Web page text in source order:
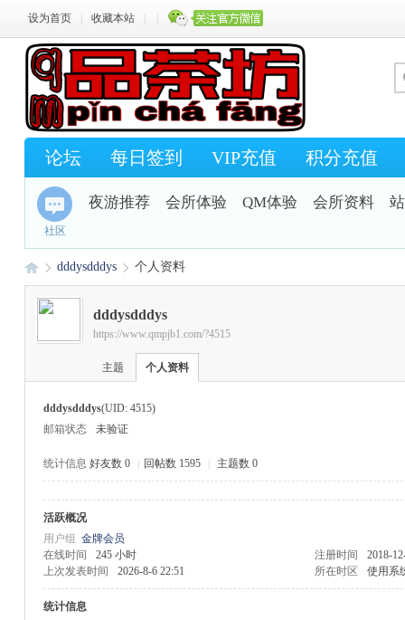
设为首页 收藏本站
论坛 每日签到 VIP充值 积分充值
社区
夜游推荐 会所体验 QM体验 会所资料
›
dddysdddys 个人资料
dddysdddys
https://www.qmpjb1.com/?4515
主题 个人资料
dddysdddys(UID: 4515)
邮箱状态
未验证
统计信息 好友数 0 回帖数 1595 主题数 0
活跃概况
用户组 金牌会员
在线时间
245 小时 注册时间
2018-
上次发表时间
2026-8-6 22:51 所在时区 使用系
统计信息